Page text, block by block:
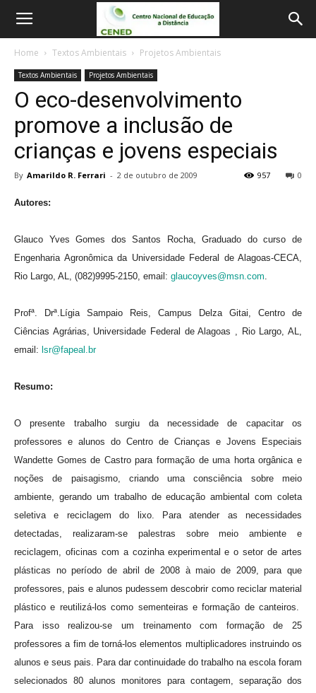
Home Textos Ambientais Projetos Ambientais
Textos Ambientais Projetos Ambientais
O eco-desenvolvimento
promove a inclusão de
crianças e jovens especiais
By Amarildo R. Ferrari - 2 de outubro de 2009 0
957
Autores:
Glauco Yves Gomes dos Santos Rocha, Graduado do curso de
Engenharia Agronômica da Universidade Federal de Alagoas-CECA,
Rio Largo, AL, (082)9995-2150, email: glaucoyves@msn.com.
Profª. Drª.Lígia Sampaio Reis, Campus Delza Gitai, Centro de
Ciências Agrárias, Universidade Federal de Alagoas , Rio Largo, AL,
email: lsr@fapeal.br
Resumo:
O presente trabalho surgiu da necessidade de capacitar os
professores e alunos do Centro de Crianças e Jovens Especiais
Wandette Gomes de Castro para formação de uma horta orgânica e
noções de paisagismo, criando uma consciência sobre meio
ambiente, gerando um trabalho de educação ambiental com coleta
seletiva e reciclagem do lixo. Para atender as necessidades
detectadas, realizaram-se palestras sobre meio ambiente e
reciclagem, oficinas com a cozinha experimental e o setor de artes
plásticas no período de abril de 2008 à maio de 2009, para que
professores, pais e alunos pudessem descobrir como reciclar material
plástico e reutilizá-los como sementeiras e formação de canteiros.
Para isso realizou-se um treinamento com formação de 25
professores a fim de torná-los elementos multiplicadores instruindo os
alunos e seus pais. Para dar continuidade do trabalho na escola foram
selecionados 80 alunos monitores para contagem, separação dos